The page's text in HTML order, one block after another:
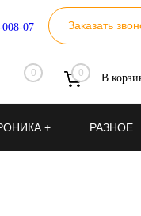
07 Заказать
0 0 В
+ РАЗНОЕ